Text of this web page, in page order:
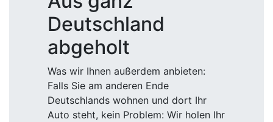
Deutschland
abgeholt
Was wir Ihnen außerdem anbieten:
Falls Sie am anderen Ende
Deutschlands wohnen und dort Ihr
Auto steht, kein Problem: Wir holen Ihr